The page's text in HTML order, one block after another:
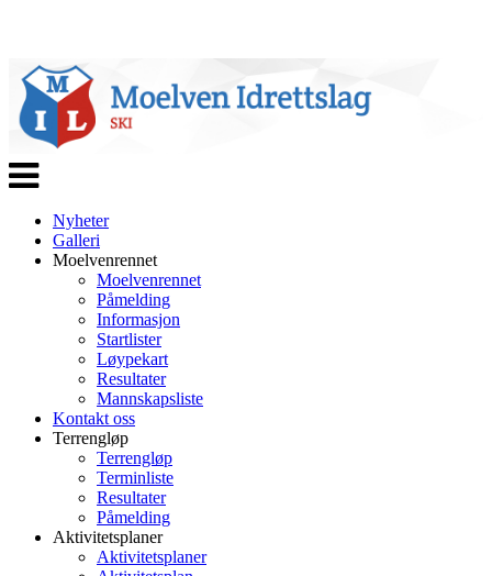
Veksle
navigasjon
Nyheter
Galleri
Moelvenrennet
Moelvenrennet
Påmelding
Informasjon
Startlister
Løypekart
Resultater
Mannskapsliste
Kontakt oss
Terrengløp
Terrengløp
Terminliste
Resultater
Påmelding
Aktivitetsplaner
Aktivitetsplaner